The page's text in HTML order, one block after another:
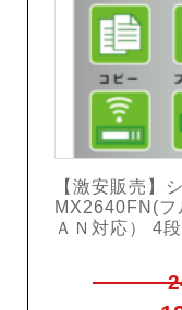
【激安販売】
MX2640FN(フ
ＡＮ対応） 4段